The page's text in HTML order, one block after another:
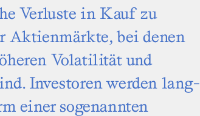
Verluste in Kauf zu
Aktien­märkte, bei denen
Volatilität und
Investoren werden lang­
einer sogenannten